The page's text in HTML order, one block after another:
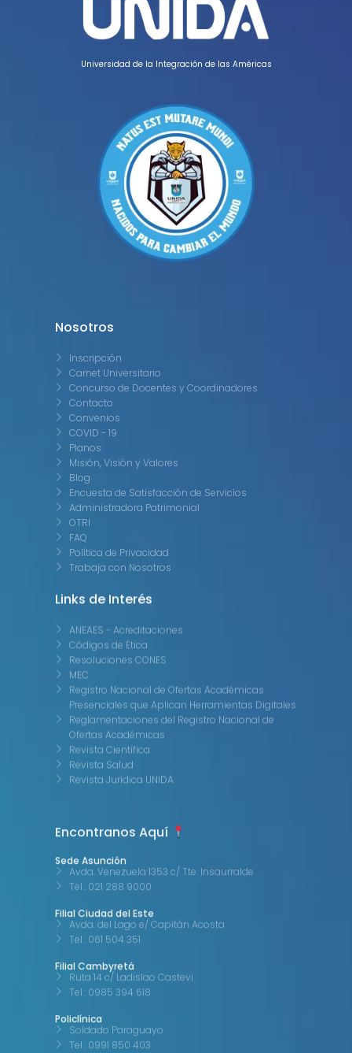
Universidad de la Integración de las Américas
Nosotros
Inscripción
Carnet Universitario
Concurso de Docentes y Coordinadores
Contacto
Convenios
COVID - 19
Planos
Misión, Visión y Valores
Blog
Encuesta de Satisfacción de Servicios
Administradora Patrimonial
OTRI
FAQ
Política de Privacidad
Trabaja con Nosotros
Links de Interés
ANEAES - Acreditaciones
Códigos de Ética
Resoluciones CONES
MEC
Registro Nacional de Ofertas Académicas
Presenciales que Aplican Herramientas Digitales
Reglamentaciones del Registro Nacional de
Ofertas Académicas
Revista Científica
Revista Salud
Revista Jurídica UNIDA
Sede Asunción
Tel.: 021 288 9000
Filial Ciudad del Este
Tel.: 061 504 351
Filial Cambyretá
Tel.: 0985 394 618
Policlínica
Tel.: 0991 850 403
Oficina de Transferencia de Resultados de